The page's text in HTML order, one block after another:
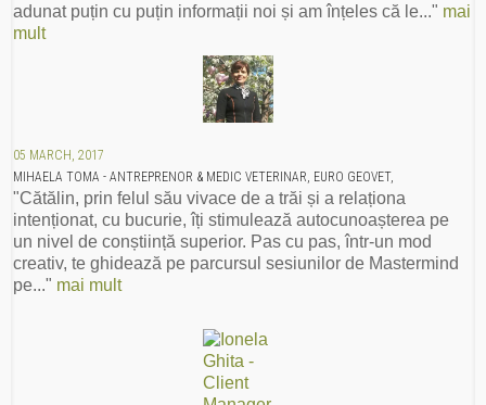
adunat puțin cu puțin informații noi și am înțeles că le..." mai
mult
05 MARCH, 2017
MIHAELA TOMA - ANTREPRENOR & MEDIC VETERINAR, EURO GEOVET,
"Cătălin, prin felul său vivace de a trăi și a relaționa
intenționat, cu bucurie, îți stimulează autocunoașterea pe
un nivel de conștiință superior. Pas cu pas, într-un mod
creativ, te ghidează pe parcursul sesiunilor de Mastermind
pe..." mai mult